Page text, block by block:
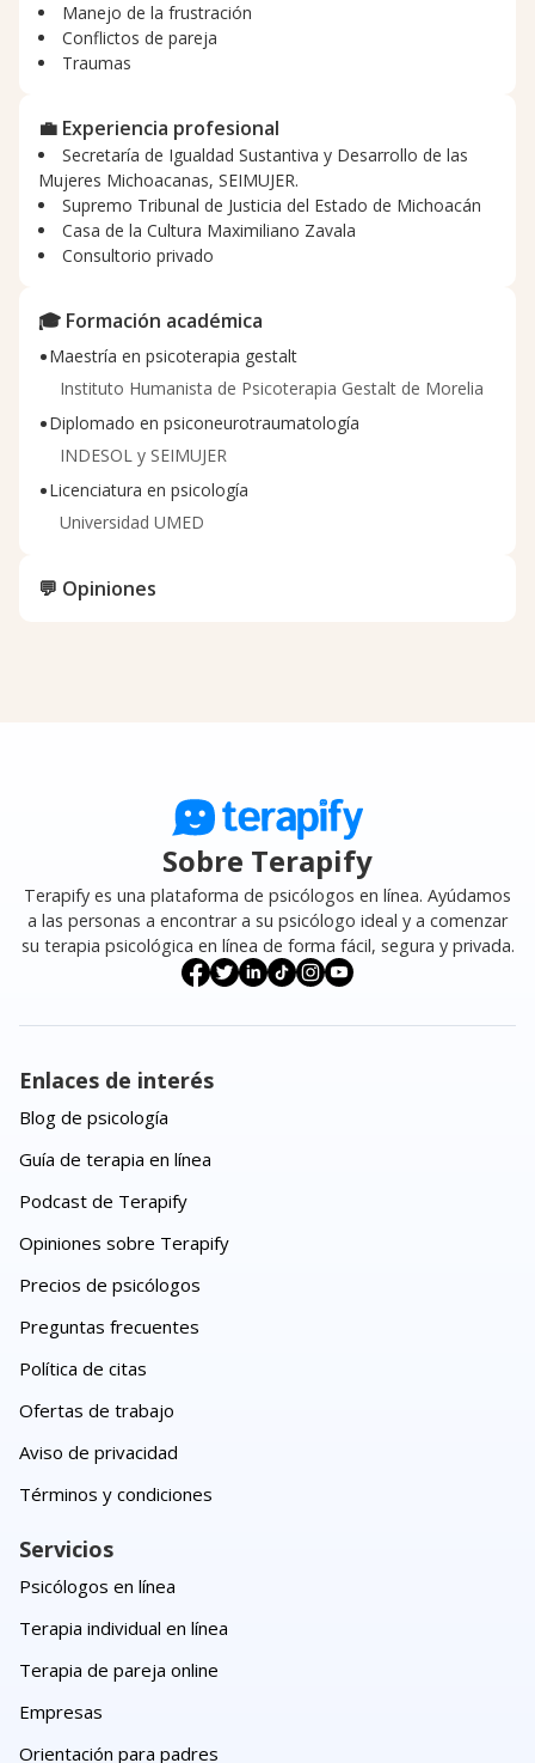
Manejo de la frustración
Conflictos de pareja
Traumas
💼 Experiencia profesional
Secretaría de Igualdad Sustantiva y Desarrollo de las
Mujeres Michoacanas, SEIMUJER.
Supremo Tribunal de Justicia del Estado de Michoacán
Casa de la Cultura Maximiliano Zavala
Consultorio privado
🎓 Formación académica
•Maestría en psicoterapia gestalt
Instituto Humanista de Psicoterapia Gestalt de Morelia
•Diplomado en psiconeurotraumatología
INDESOL y SEIMUJER
•Licenciatura en psicología
Universidad UMED
💬 Opiniones
Sobre Terapify
Terapify es una plataforma de psicólogos en línea. Ayúdamos
a las personas a encontrar a su psicólogo ideal y a comenzar
su terapia psicológica en línea de forma fácil, segura y privada.
Enlaces de interés
Blog de psicología
Guía de terapia en línea
Podcast de Terapify
Opiniones sobre Terapify
Precios de psicólogos
Preguntas frecuentes
Política de citas
Ofertas de trabajo
Aviso de privacidad
Términos y condiciones
Servicios
Psicólogos en línea
Terapia individual en línea
Terapia de pareja online
Empresas
Orientación para padres